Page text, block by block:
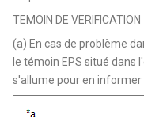
TEMOIN DE VERIFICATION
(a) En cas de problème
le témoin EPS situé
s'allume pour en informer